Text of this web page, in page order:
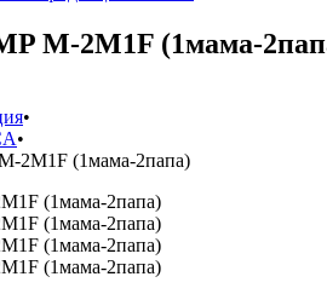
M-2M1F (1мама-
•
•
2M1F (1мама-2папа)